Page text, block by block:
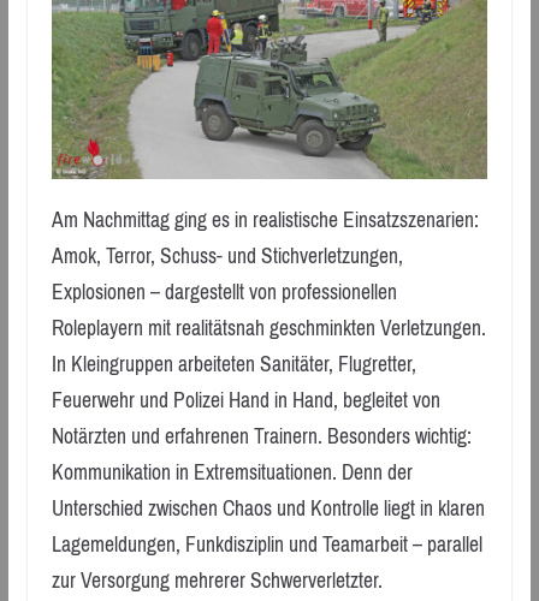
Am Nachmittag ging es in realistische Einsatzszenarien:
Amok, Terror, Schuss- und Stichverletzungen,
Explosionen – dargestellt von professionellen
Roleplayern mit realitätsnah geschminkten Verletzungen.
In Kleingruppen arbeiteten Sanitäter, Flugretter,
Feuerwehr und Polizei Hand in Hand, begleitet von
Notärzten und erfahrenen Trainern. Besonders wichtig:
Kommunikation in Extremsituationen. Denn der
Unterschied zwischen Chaos und Kontrolle liegt in klaren
Lagemeldungen, Funkdisziplin und Teamarbeit – parallel
zur Versorgung mehrerer Schwerverletzter.